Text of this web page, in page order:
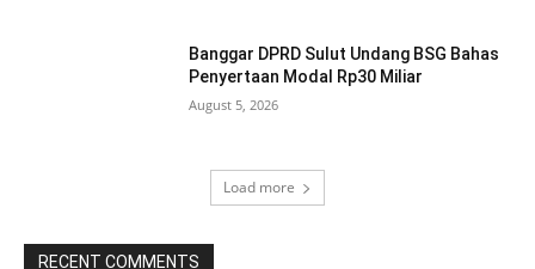
Banggar DPRD Sulut Undang BSG Bahas
Penyertaan Modal Rp30 Miliar
August 5, 2026
Load more
RECENT COMMENTS